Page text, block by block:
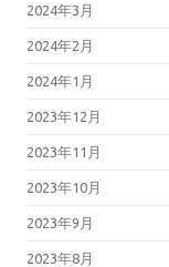
2024年3月
2024年2月
2024年1月
2023年12月
2023年11月
2023年10月
2023年9月
2023年8月